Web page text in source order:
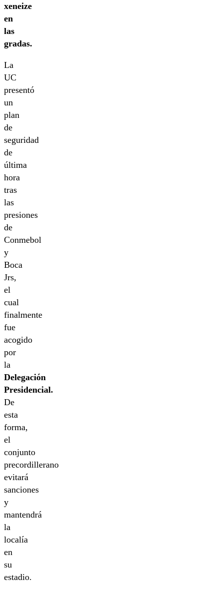
xeneize
en
las
gradas.
La
UC
presentó
un
plan
de
seguridad
de
última
hora
tras
las
presiones
de
Conmebol
y
Boca
Jrs,
el
cual
finalmente
fue
acogido
por
la
Delegación
Presidencial.
De
esta
forma,
el
conjunto
precordillerano
evitará
sanciones
y
mantendrá
la
localía
en
su
estadio.